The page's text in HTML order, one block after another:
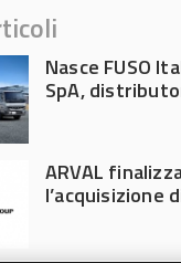
Nasce FUSO
SpA,
ARVAL
l’acquisizione